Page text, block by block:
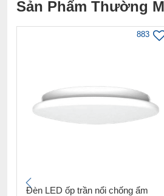
Sản Phẩm Thường
883
Đèn LED ốp trần nổi chống ẩm